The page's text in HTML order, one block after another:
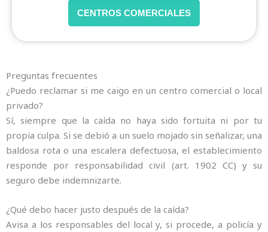
CENTROS COMERCIALES
Preguntas frecuentes
¿Puedo reclamar si me caigo en un centro comercial o local
privado?
Sí, siempre que la caída no haya sido fortuita ni por tu
propia culpa. Si se debió a un suelo mojado sin señalizar, una
baldosa rota o una escalera defectuosa, el establecimiento
responde por responsabilidad civil (art. 1902 CC) y su
seguro debe indemnizarte.
¿Qué debo hacer justo después de la caída?
Avisa a los responsables del local y, si procede, a policía y